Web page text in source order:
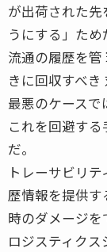
が出荷された
うにする」ため
流通の履歴を
きに回収すべき
最悪のケースで
これを回避す
だ。
トレーサビリ
歴情報を提供
時のダメージ
ロジスティク